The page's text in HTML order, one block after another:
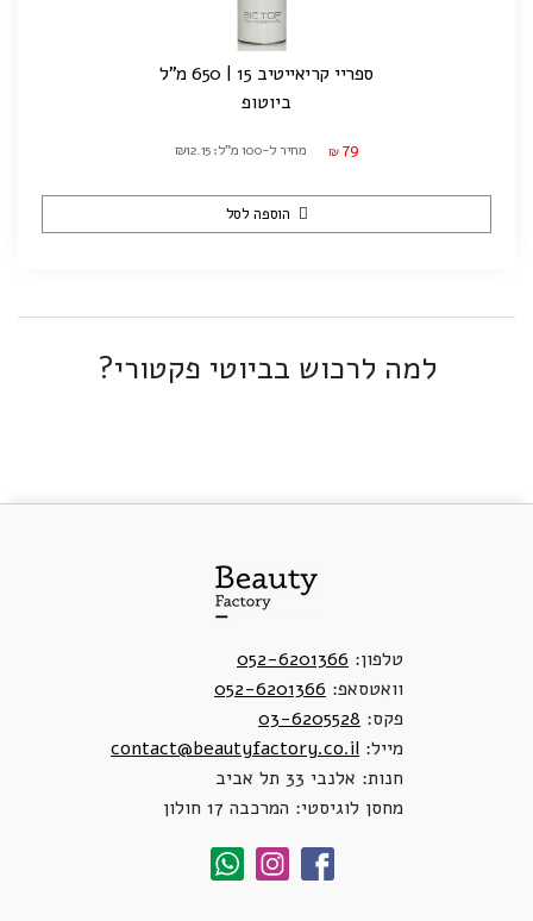
ספריי קריאייטיב 15 | 650 מ"ל
ביוטופ
₪ 79 מחיר ל-100 מ"ל: ₪12.15
הוספה לסל
למה לרכוש בביוטי פקטורי?
טלפון: 052-6201366
וואטסאפ: 052-6201366
פקס: 03-6205528
מייל: contact@beautyfactory.co.il
חנות: אלנבי 33 תל אביב
מחסן לוגיסטי: המרכבה 17 חולון